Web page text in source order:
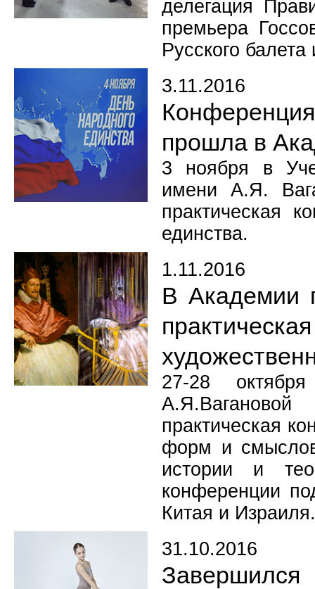
делегация
премьера
Русского
3.11.2016
прошла в
3 ноября в
имени А.Я.
практическая
единства.
1.11.2016
В Академии
27-28
А.Я.Вагановой
практическая
форм и
истории и
конференции
Китая и Израиля.
31.10.2016